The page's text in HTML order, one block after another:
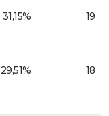
31,15% 19
29,51% 18